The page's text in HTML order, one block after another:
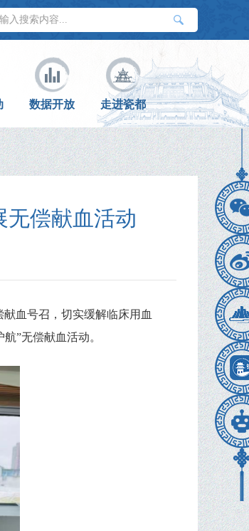
数据开放 走进瓷都
偿献血活动
血号召，切实缓解临床用血
”无偿献血活动。